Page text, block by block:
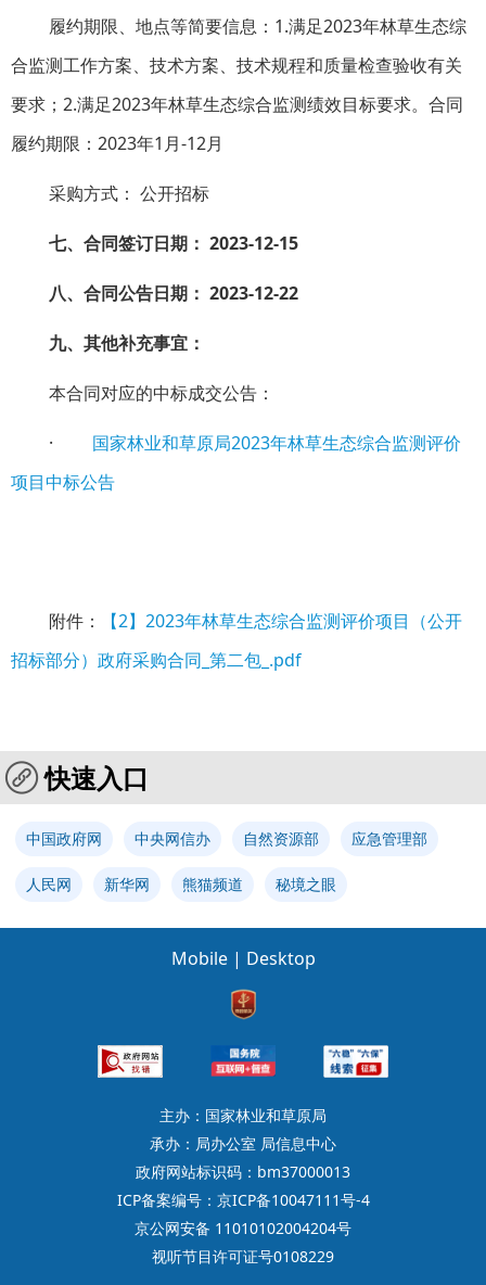
履约期限、地点等简要信息：1.满足2023年林草生态综
合监测工作方案、技术方案、技术规程和质量检查验收有关
要求；2.满足2023年林草生态综合监测绩效目标要求。合同
履约期限：2023年1月-12月
采购方式： 公开招标
七、合同签订日期： 2023-12-15
八、合同公告日期： 2023-12-22
九、其他补充事宜：
本合同对应的中标成交公告：
· 国家林业和草原局2023年林草生态综合监测评价
项目中标公告
附件：
【2】2023年林草生态综合监测评价项目（公开
招标部分）政府采购合同_第二包_.pdf
快速入口
中国政府网 中央网信办 自然资源部 应急管理部
人民网 新华网 熊猫频道 秘境之眼
Mobile | Desktop
主办：国家林业和草原局
承办：局办公室 局信息中心
政府网站标识码：bm37000013
ICP备案编号：京ICP备10047111号-4
京公网安备 11010102004204号
视听节目许可证号0108229